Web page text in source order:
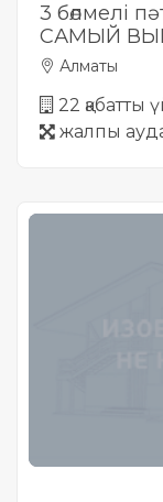
3 бөлмелі
САМЫЙ
Алматы
22 қабатты
жалпы